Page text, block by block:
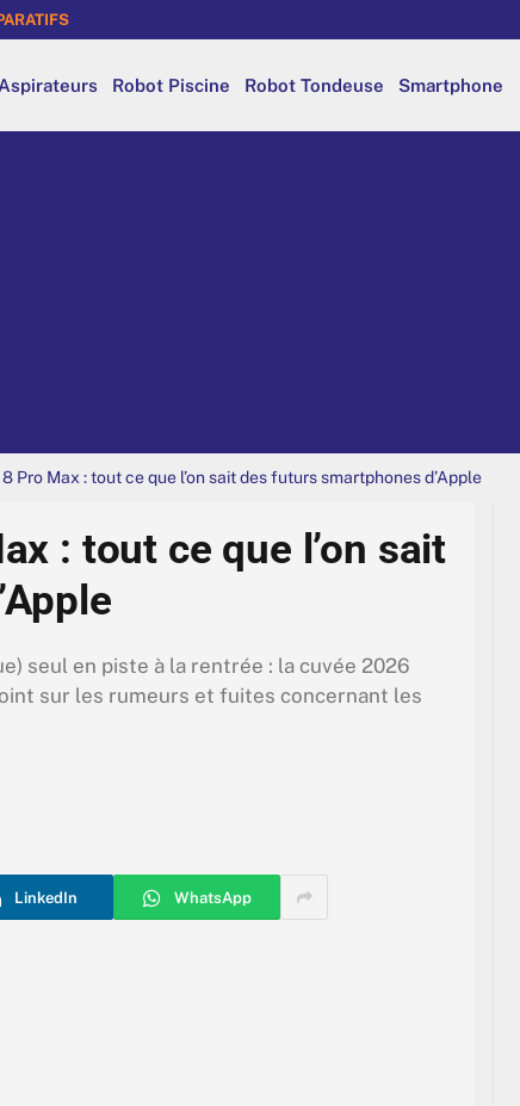
Aspirateurs Robot Piscine Robot Tondeuse Smartphone
Pro Max : tout ce que l’on sait des futurs smartphones d’Apple
: tout ce que l’on sait
seul en piste à la rentrée : la cuvée 2026
sur les rumeurs et fuites concernant les
LinkedIn WhatsApp